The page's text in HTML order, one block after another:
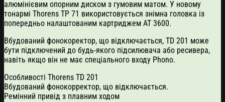
алюмінієвим опорним диском з гумовим матом. У новому
тонармі Thorens TP 71 використовується знімна головка із
попередньо налаштованим картриджем AT 3600.
Вбудований фонокоректор, що відключається, TD 201 може
бути підключений до будь-якого підсилювача або ресивера,
навіть якщо він не має спеціального входу Phono.
Особливості Thorens TD 201
Вбудований фонокорректор, що відключається.
Ремінний привід з плавним ходом